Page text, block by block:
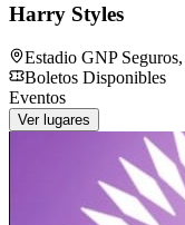
Harry Styles
Estadio GNP Seguros,
Boletos Disponibles
Eventos
Ver lugares